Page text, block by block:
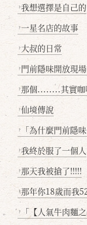
?我想選擇是自己的
?一星名店的故事
? 大叔的日常
? 門前隱味開放現
?那個........其實咖
?仙境傳說
? 「為什麼門前隱味牛
?我終於服了一個人
? 那天我被搶了!!!!!
? 那年你18歲而我
? 「【人氣牛肉麵之